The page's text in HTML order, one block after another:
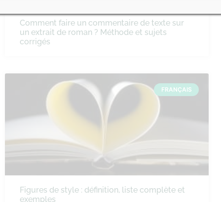
Comment faire un commentaire de texte sur
un extrait de roman ? Méthode et sujets
corrigés
FRANÇAIS
Figures de style : définition, liste complète et
exemples